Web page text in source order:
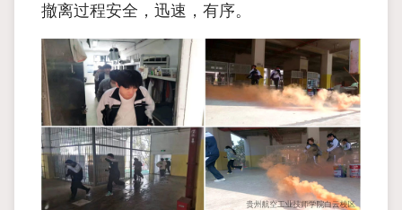
撤离过程安全，迅速，有序。